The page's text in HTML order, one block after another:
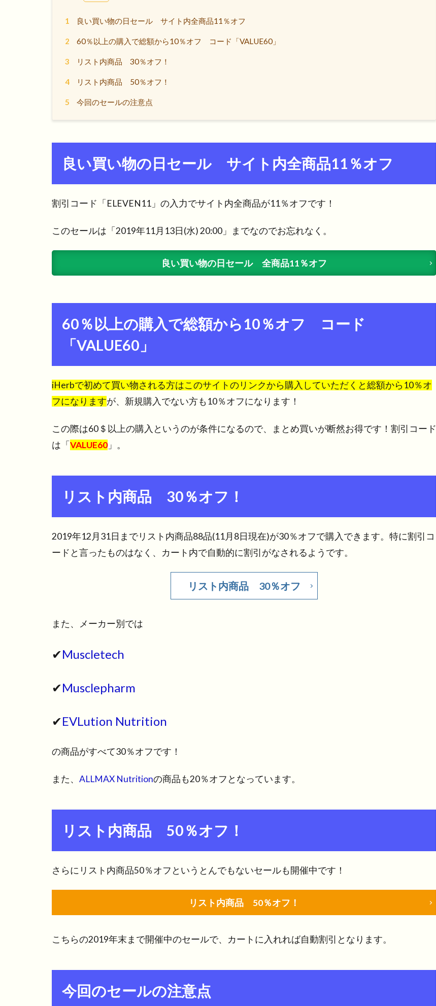
1 良い買い物の日セール サイト内全商品11％オフ
2 60％以上の購入で総額から10％オフ コード「VALUE60」
3 リスト内商品 30％オフ！
4 リスト内商品 50％オフ！
5 今回のセールの注意点
良い買い物の日セール サイト内全商品11％オフ
割引コード「ELEVEN11」の入力でサイト内全商品が11％オフです！
このセールは「2019年11月13日(水) 20:00」までなのでお忘れなく。
良い買い物の日セール 全商品11％オフ
60％以上の購入で総額から10％オフ コード
「VALUE60」
iHerbで初めて買い物される方はこのサイトのリンクから購入していただくと総額から10％オ
フになりますが、新規購入でない方も10％オフになります！
この際は60＄以上の購入というのが条件になるので、まとめ買いが断然お得です！割引コード
は「 VALUE60」。
リスト内商品 30％オフ！
2019年12月31日までリスト内商品88品(11月8日現在)が30％オフで購入できます。特に割引コ
ードと言ったものはなく、カート内で自動的に割引がなされるようです。
リスト内商品 30％オフ
また、メーカー別では
✔Muscletech
✔Musclepharm
✔EVLution Nutrition
の商品がすべて30％オフです！
また、 ALLMAX Nutritionの商品も20％オフとなっています。
リスト内商品 50％オフ！
さらにリスト内商品50％オフというとんでもないセールも開催中です！
リスト内商品 50％オフ！
こちらの2019年末まで開催中のセールで、カートに入れれば自動割引となります。
今回のセールの注意点